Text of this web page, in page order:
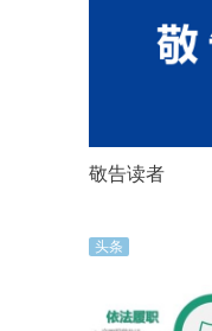
敬告读者
头条